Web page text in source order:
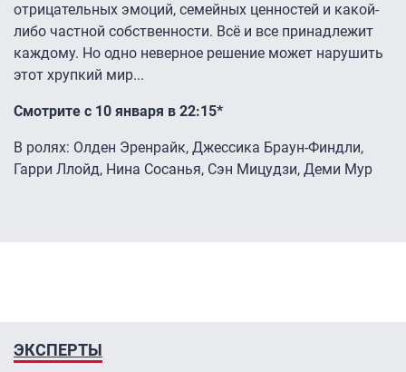
отрицательных эмоций, семейных ценностей и какой-
либо частной собственности. Всё и все принадлежит
каждому. Но одно неверное решение может нарушить
этот хрупкий мир...
Смотрите с 10 января в 22:15*
В ролях: Олден Эренрайк, Джессика Браун-Финдли,
Гарри Ллойд, Нина Сосанья, Сэн Мицудзи, Деми Мур
ЭКСПЕРТЫ